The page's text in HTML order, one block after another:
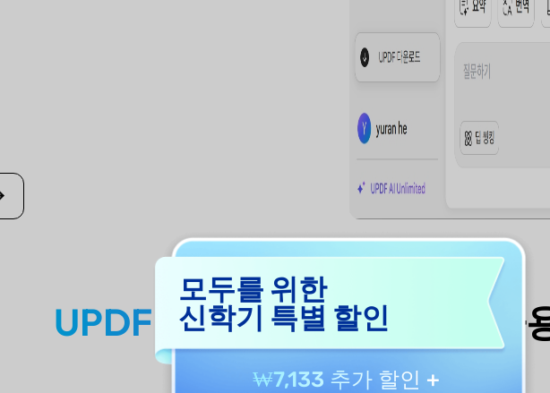
UPDF AI 문장 부호 검사기 사
모두를 위한
신학기 특별 할인
₩7,133 추가 할인 +